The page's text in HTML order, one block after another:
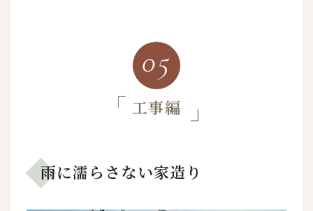
05
工事編
雨に濡らさない家造り